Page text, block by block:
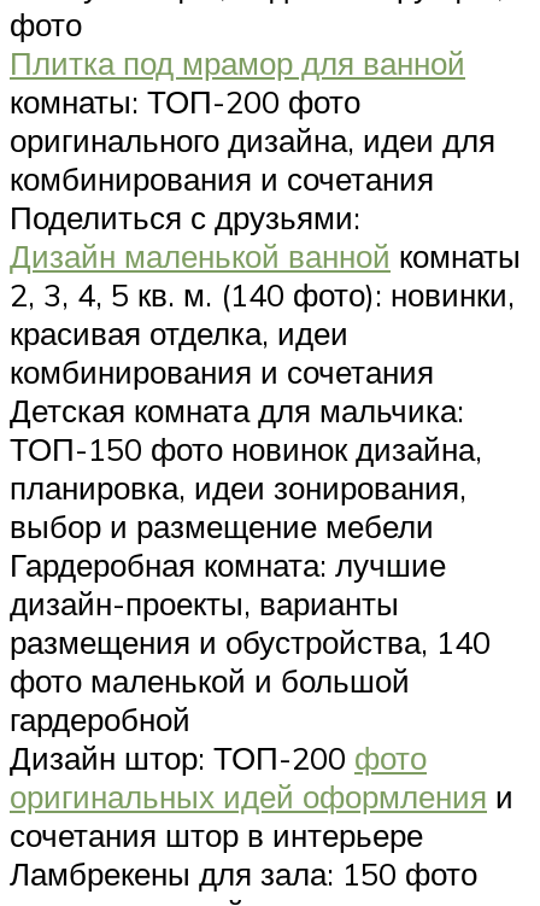
фото
Плитка под мрамор для ванной
комнаты: ТОП-200 фото
оригинального дизайна, идеи для
комбинирования и сочетания
Поделиться с друзьями:
Дизайн маленькой ванной комнаты
2, 3, 4, 5 кв. м. (140 фото): новинки,
красивая отделка, идеи
комбинирования и сочетания
Детская комната для мальчика:
ТОП-150 фото новинок дизайна,
планировка, идеи зонирования,
выбор и размещение мебели
Гардеробная комната: лучшие
дизайн-проекты, варианты
размещения и обустройства, 140
фото маленькой и большой
гардеробной
Дизайн штор: ТОП-200 фото
оригинальных идей оформления и
сочетания штор в интерьере
Ламбрекены для зала: 150 фото